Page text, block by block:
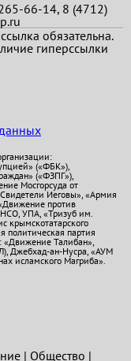
66-14, 8 (4712)
обязательна.
гиперссылки
(«ФБК»),
(«ФЗПГ»),
Мосгорсуда от
Иеговы», «Армия
против
УПА, «Тризуб им.
крымскотатарского
политическая партия
«Движение Талибан»,
Джебхад-ан-Нусра, «АУМ
исламского Магриба».
| Общество |